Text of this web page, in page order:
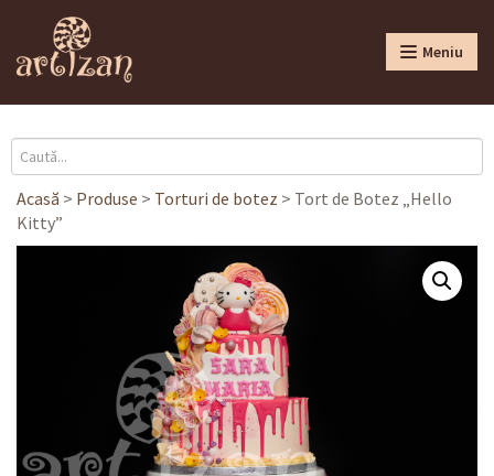
Meniu
Acasă > Produse > Torturi de botez > Tort de Botez „Hello
Kitty”